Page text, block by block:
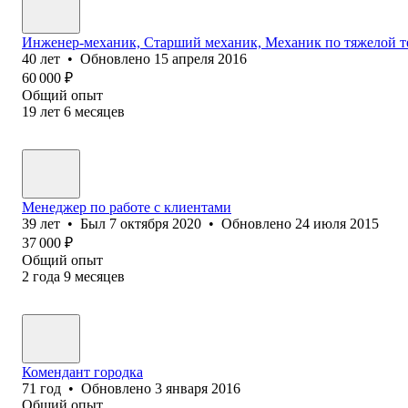
Инженер-механик, Старший механик, Механик по тяжелой
40 лет • Обновлено 15 апреля 2016
60 000 ₽
Общий опыт
19 лет 6 месяцев
Менеджер по работе с клиентами
39 лет • Был 7 октября 2020 • Обновлено 24 июля 2015
37 000 ₽
Общий опыт
2 года 9 месяцев
Комендант городка
71 год • Обновлено 3 января 2016
Общий опыт